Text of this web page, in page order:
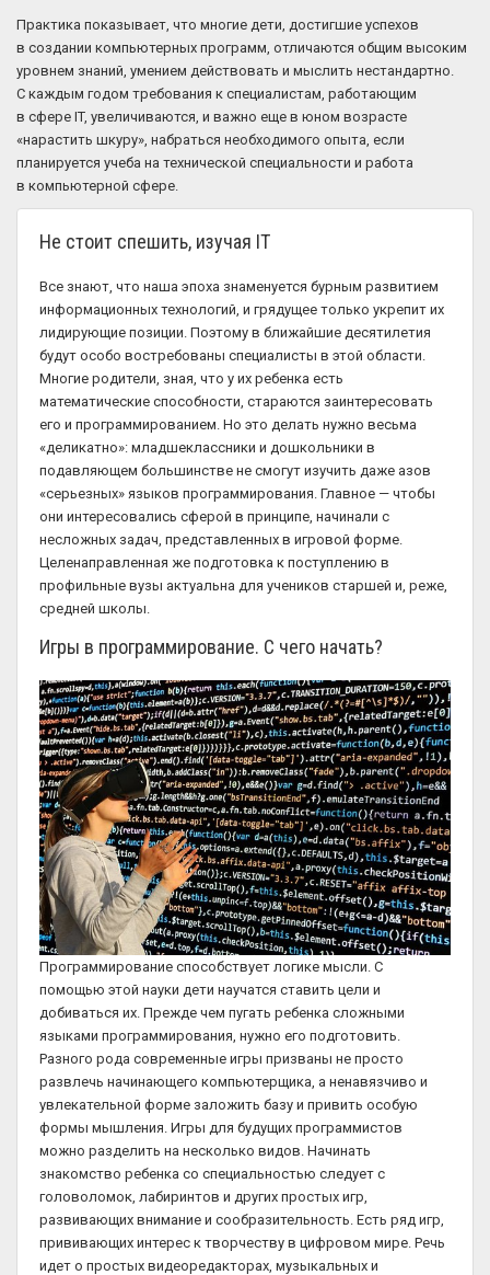
Практика показывает, что многие дети, достигшие успехов
в создании компьютерных программ, отличаются общим высоким
уровнем знаний, умением действовать и мыслить нестандартно.
С каждым годом требования к специалистам, работающим
в сфере IT, увеличиваются, и важно еще в юном возрасте
«нарастить шкуру», набраться необходимого опыта, если
планируется учеба на технической специальности и работа
в компьютерной сфере.
Не стоит спешить, изучая IT
Все знают, что наша эпоха знаменуется бурным развитием
информационных технологий, и грядущее только укрепит их
лидирующие позиции. Поэтому в ближайшие десятилетия
будут особо востребованы специалисты в этой области.
Многие родители, зная, что у их ребенка есть
математические способности, стараются заинтересовать
его и программированием. Но это делать нужно весьма
«деликатно»: младшеклассники и дошкольники в
подавляющем большинстве не смогут изучить даже азов
«серьезных» языков программирования. Главное — чтобы
они интересовались сферой в принципе, начинали с
несложных задач, представленных в игровой форме.
Целенаправленная же подготовка к поступлению в
профильные вузы актуальна для учеников старшей и, реже,
средней школы.
Игры в программирование. С чего начать?
Программирование способствует логике мысли. С
помощью этой науки дети научатся ставить цели и
добиваться их. Прежде чем пугать ребенка сложными
языками программирования, нужно его подготовить.
Разного рода современные игры призваны не просто
развлечь начинающего компьютерщика, а ненавязчиво и
увлекательной форме заложить базу и привить особую
формы мышления. Игры для будущих программистов
можно разделить на несколько видов. Начинать
знакомство ребенка со специальностью следует с
головоломок, лабиринтов и других простых игр,
развивающих внимание и сообразительность. Есть ряд игр,
прививающих интерес к творчеству в цифровом мире. Речь
идет о простых видеоредакторах, музыкальных и